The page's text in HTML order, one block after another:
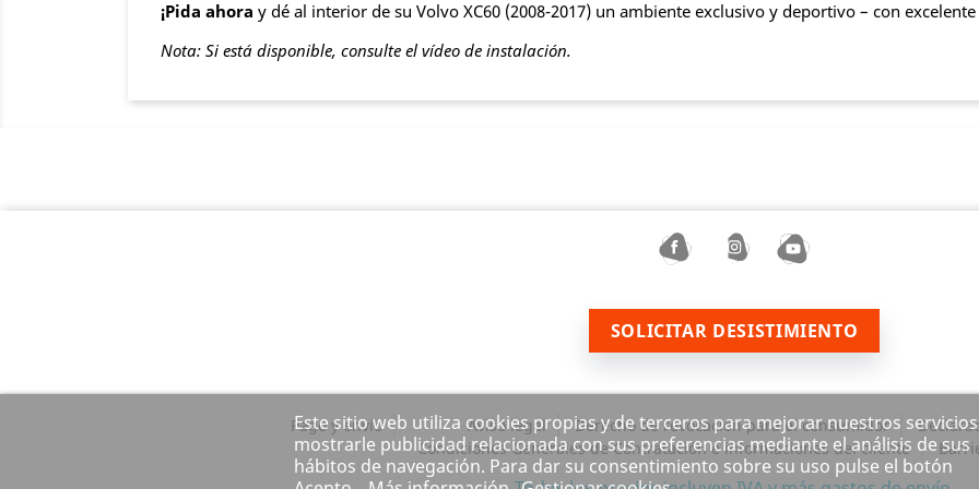
¡Pida ahora y dé al interior de su Volvo XC60 (2008-2017) un ambiente exclusivo y deportivo – con excelente
Nota: Si está disponible, consulte el vídeo de instalación.
Este sitio web utiliza cookies propias y de terceros para mejorar nuestros
mostrarle publicidad relacionada con sus preferencias mediante el análisis de sus
hábitos de navegación. Para dar su consentimiento sobre su uso pulse el botón
SOLICITAR DESISTIMIENTO
Pago y envío Aviso legal Derecho de revocación para el consumidor
Condiciones Generales de Contratación e informaciones del cliente